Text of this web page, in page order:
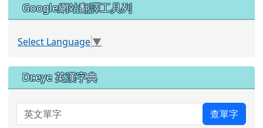
Google網站翻譯工具列
Select Language▼
Dr.eye 英漢字典
英文單字 查單字